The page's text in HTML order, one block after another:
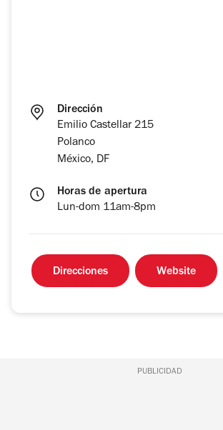
Dirección
Emilio Castellar 215
Polanco
México, DF
Horas de apertura
Lun-dom 11am-8pm
Direcciones Website
PUBLICIDAD